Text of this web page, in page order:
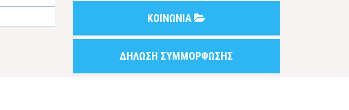
ΚΟΙΝΩΝΙΑ
ΔΗΛΩΣΗ ΣΥΜΜΟΡΦΩΣΗΣ